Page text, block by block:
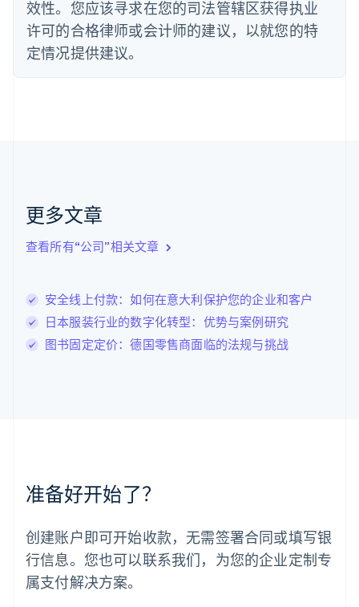
效性。您应该寻求在您的司法管辖区获得执业
许可的合格律师或会计师的建议，以就您的特
定情况提供建议。
更多文章
查看所有“公司”相关文章
安全线上付款：如何在意大利保护您的企业和客户
日本服装行业的数字化转型：优势与案例研究
图书固定定价：德国零售商面临的法规与挑战
准备好开始了？
创建账户即可开始收款，无需签署合同或填写银
行信息。您也可以联系我们，为您的企业定制专
属支付解决方案。
FrançaisEnglish
芬兰
EnglishSvenska
English
English
卢森堡
罗马尼亚
English
挪威
葡萄牙
Português English
日本
日本語English
瑞典